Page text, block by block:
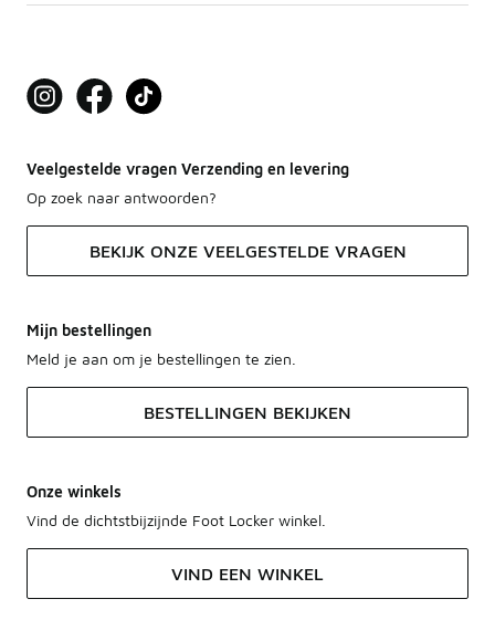
Veelgestelde vragen Verzending en levering
Op zoek naar antwoorden?
BEKIJK ONZE VEELGESTELDE VRAGEN
Mijn bestellingen
Meld je aan om je bestellingen te zien.
BESTELLINGEN BEKIJKEN
Onze winkels
Vind de dichtstbijzijnde Foot Locker winkel.
VIND EEN WINKEL